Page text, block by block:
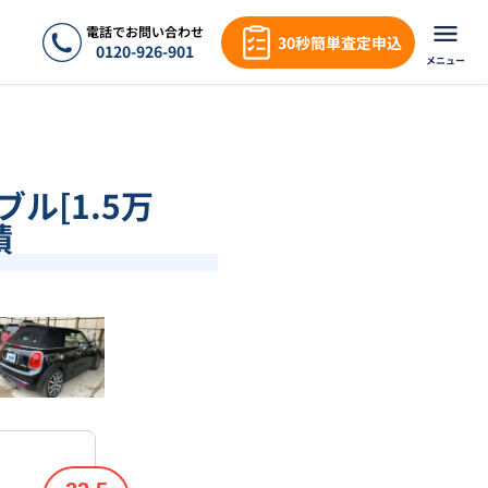
電話でお問い合わせ
0120-926-901 30秒簡単査定申込
メニュー
ル[1.5万
1/18